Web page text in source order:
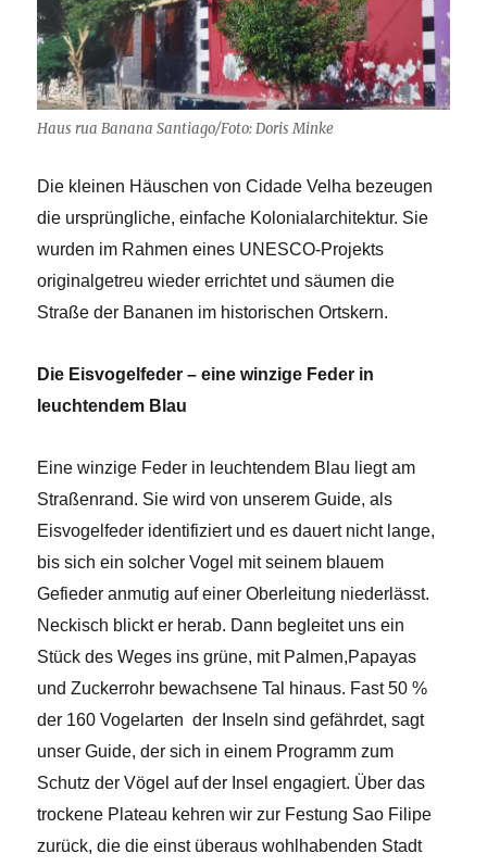
Haus rua Banana Santiago/Foto: Doris Minke
Die kleinen Häuschen von Cidade Velha bezeugen
die ursprüngliche, einfache Kolonialarchitektur. Sie
wurden im Rahmen eines UNESCO-Projekts
originalgetreu wieder errichtet und säumen die
Straße der Bananen im historischen Ortskern.
Die Eisvogelfeder – eine winzige Feder in
leuchtendem Blau
Eine winzige Feder in leuchtendem Blau liegt am
Straßenrand. Sie wird von unserem Guide, als
Eisvogelfeder identifiziert und es dauert nicht lange,
bis sich ein solcher Vogel mit seinem blauem
Gefieder anmutig auf einer Oberleitung niederlässt.
Neckisch blickt er herab. Dann begleitet uns ein
Stück des Weges ins grüne, mit Palmen,Papayas
und Zuckerrohr bewachsene Tal hinaus. Fast 50 %
der 160 Vogelarten der Inseln sind gefährdet, sagt
unser Guide, der sich in einem Programm zum
Schutz der Vögel auf der Insel engagiert. Über das
trockene Plateau kehren wir zur Festung Sao Filipe
zurück, die die einst überaus wohlhabenden Stadt